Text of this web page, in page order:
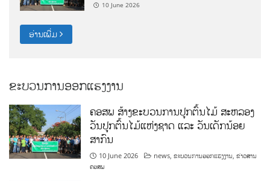
10 June 2026
ອ່ານເພີ່ມ
ຂະບວນການອອກແຮງງານ
ຄອສພ ສ້າງຂະບວນການປູກຕົ້ນໄມ້ ສະຫລອງ
ວັນປູກຕົ້ນໄມ້ແຫ່ງຊາດ ແລະ ວັນເດັກນ້ອຍ
ສາກົນ
10 June 2026 news,ຂະບວນການອອກແຮງງານ,ຂ່າວສານ
ຄອສພ